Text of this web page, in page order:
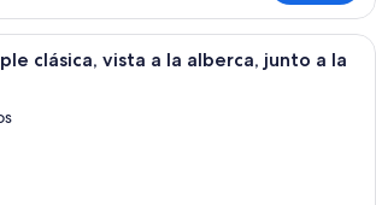
Habitación cuádruple clásica, vista
clásica, vista a la alberca, junto a la